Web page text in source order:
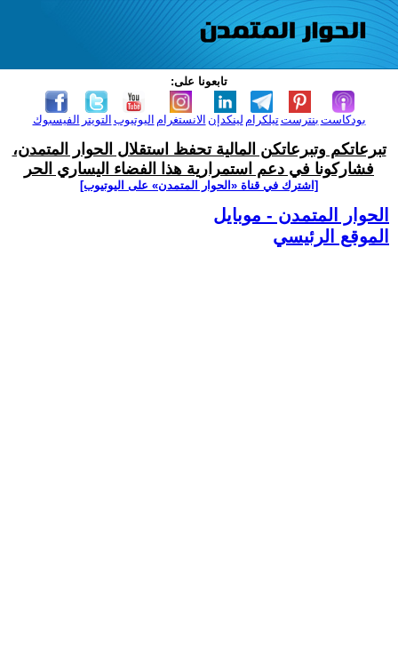
تابعونا على:
الفيسبوك التويتر اليوتيوب الانستغرام لينكدإن تيلكرامبنترست بودكاست
تبرعاتكم وتبرعاتكن المالية تحفظ استقلال الحوار المتمدن،
فشاركونا في دعم استمرارية هذا الفضاء اليساري الحر
[اشترك في قناة ‫«الحوار المتمدن» على اليوتيوب]
الحوار المتمدن - موبايل
الموقع الرئيسي